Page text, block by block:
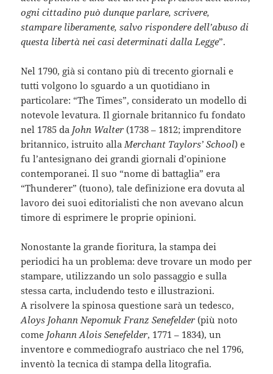
ogni cittadino può dunque parlare, scrivere,
stampare liberamente, salvo rispondere dell’abuso di
questa libertà nei casi determinati dalla Legge”.
Nel 1790, già si contano più di trecento giornali e
tutti volgono lo sguardo a un quotidiano in
particolare: “The Times”, considerato un modello di
notevole levatura. Il giornale britannico fu fondato
nel 1785 da John Walter (1738 – 1812; imprenditore
britannico, istruito allaMerchant Taylors’ School) e
fu l’antesignano dei grandi giornali d’opinione
contemporanei. Il suo “nome di battaglia” era
“Thunderer” (tuono), tale definizione era dovuta al
lavoro dei suoi editorialisti che non avevano alcun
timore di esprimere le proprie opinioni.
Nonostante la grande fioritura, la stampa dei
periodici ha un problema: deve trovare un modo per
stampare, utilizzando un solo passaggio e sulla
stessa carta, includendo testo e illustrazioni.
A risolvere la spinosa questione sarà un tedesco,
Aloys Johann Nepomuk Franz Senefelder (più noto
come Johann Alois Senefelder, 1771 – 1834), un
inventore e commediografo austriaco che nel 1796,
inventò la tecnica di stampa della litografia.